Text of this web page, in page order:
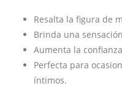
Resalta la figura de
Brinda una
Aumenta la
Perfecta para
íntimos.